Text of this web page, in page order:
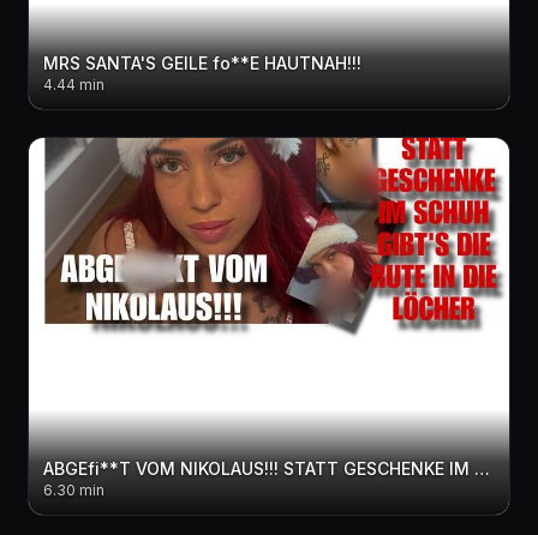
MRS SANTA'S GEILE fo**E HAUTNAH!!!
4.44 min
ABGEfi**T VOM NIKOLAUS!!! STATT GESCHENKE IM SCHUH GIBT'S DIE RUTE IN DIE LÖCHER
6.30 min